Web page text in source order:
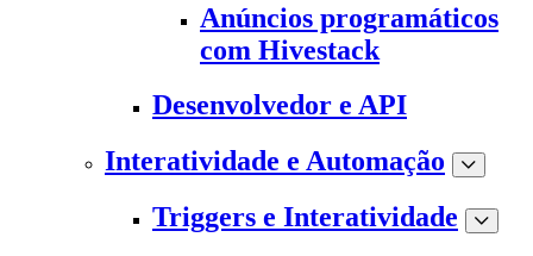
Anúncios programáticos
com Hivestack
Desenvolvedor e API
Interatividade e Automação
Triggers e Interatividade